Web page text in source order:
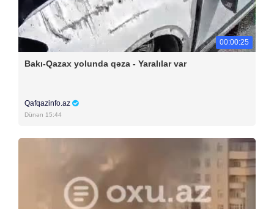
00:00:25
Bakı-Qazax yolunda qəza - Yaralılar var
Qafqazinfo.az
Dünən 15:44